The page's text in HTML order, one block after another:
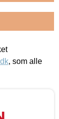
, som alle